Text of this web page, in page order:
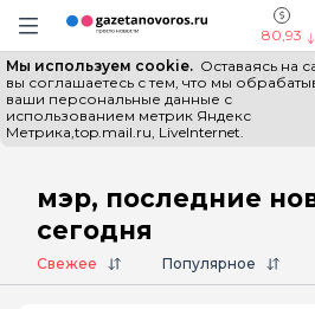
Информационный портал
Навигация сайта
80,93
Мы используем cookie. Оставаясь на
вы соглашаетесь с тем, что мы
ваши персональные данные с
использованием метрик Яндекс
Метрика,top.mail.ru, LiveInternet.
Все новости Новости
Главная # мэр
мэр, последние
сегодня
Свежее Популярное